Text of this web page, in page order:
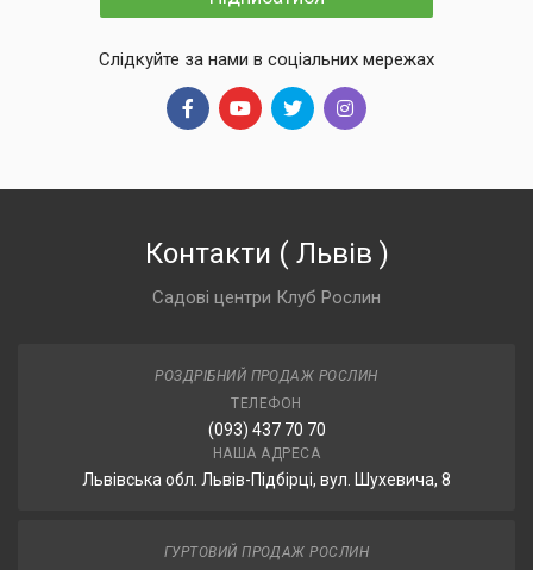
Слідкуйте за нами в соціальних мережах
Контакти ( Львів )
Садові центри Клуб Рослин
РОЗДРІБНИЙ ПРОДАЖ РОСЛИН
ТЕЛЕФОН
(093) 437 70 70
НАША АДРЕСА
Львівська обл. Львів-Підбірці, вул. Шухевича, 8
ГУРТОВИЙ ПРОДАЖ РОСЛИН